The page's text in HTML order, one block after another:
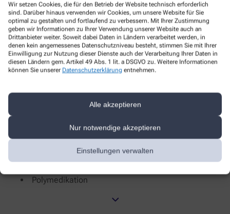
Wir setzen Cookies, die für den Betrieb der Website technisch erforderlich
sind. Darüber hinaus verwenden wir Cookies, um unsere Website für Sie
optimal zu gestalten und fortlaufend zu verbessern. Mit Ihrer Zustimmung
geben wir Informationen zu Ihrer Verwendung unserer Website auch an
Drittanbieter weiter. Soweit dabei Daten in Ländern verarbeitet werden, in
denen kein angemessenes Datenschutzniveau besteht, stimmen Sie mit Ihrer
Einwilligung zur Nutzung dieser Dienste auch der Verarbeitung Ihrer Daten in
diesen Ländern gem. Artikel 49 Abs. 1 lit. a DSGVO zu. Weitere Informationen
können Sie unserer Datenschutzerklärung entnehmen.
Alle akzeptieren
Nur notwendige akzeptieren
Einstellungen verwalten
Kosmetik
Kosmetik und Hautpflege
Medizinische Hautpflege
Mikronährstoffe
Muskeln & Gelenke
Niere, Blase & Prostata
Schmerzen
Schwangerschaft
Polymedikation